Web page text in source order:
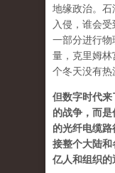
地缘政治。
入侵，谁会
一部分进行物
量，克里姆
个冬天没有
但数字时代
的战争，而
的光纤电缆
接整个大陆
亿人和组织的